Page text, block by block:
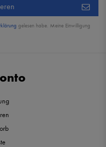
gelesen habe. Meine Einwilligung